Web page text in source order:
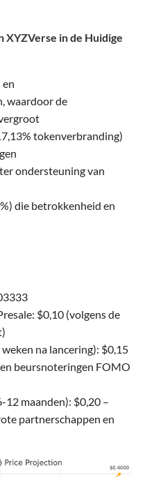
in de Huidige
waardoor de
tokenverbranding)
ondersteuning van
die betrokkenheid en
$0,10 (volgens de
na lancering): $0,15
beursnoteringen FOMO
12 maanden): $0,20 –
partnerschappen en